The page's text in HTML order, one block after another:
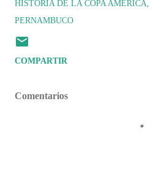
HISTORIA DE LA COPA AMÉRICA
PERNAMBUCO
COMPARTIR
Comentarios